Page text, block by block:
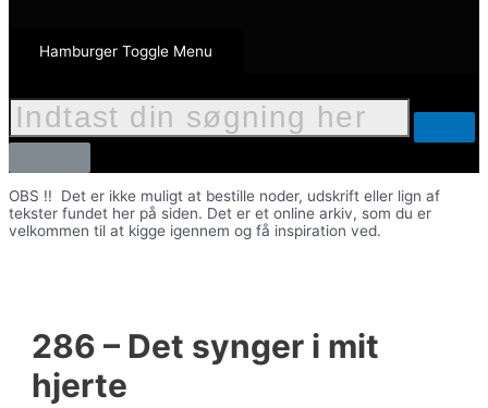
Hamburger Toggle Menu
OBS !! Det er ikke muligt at bestille noder, udskrift eller lign af
tekster fundet her på siden. Det er et online arkiv, som du er
velkommen til at kigge igennem og få inspiration ved.
286 – Det synger i mit
hjerte